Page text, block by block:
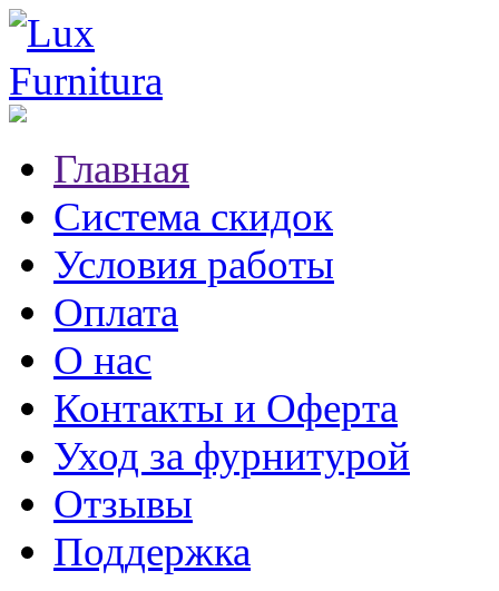
Главная
Система скидок
Условия работы
Оплата
О нас
Контакты и Оферта
Уход за фурнитурой
Отзывы
Поддержка